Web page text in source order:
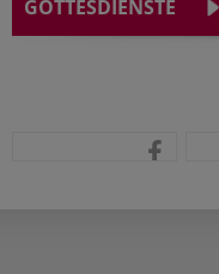
GOTTESDIENSTE